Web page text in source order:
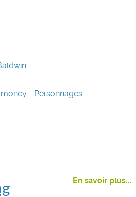
money - Personnages
En savoir plus...